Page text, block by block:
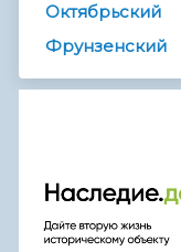
Октябрьский
Фрунзенский